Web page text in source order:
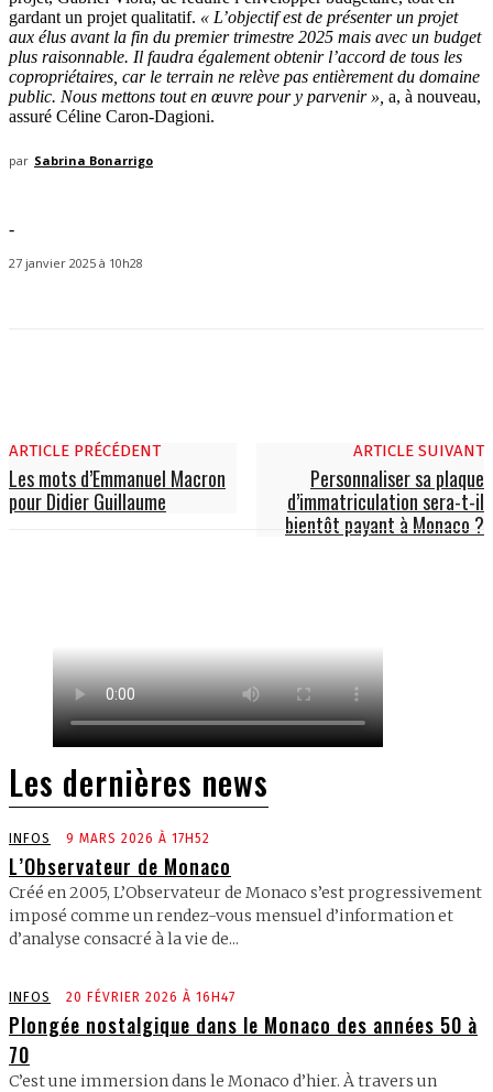
gardant un projet qualitatif. « L’objectif est de présenter un projet
aux élus avant la fin du premier trimestre 2025 mais avec un budget
plus raisonnable. Il faudra également obtenir l’accord de tous les
copropriétaires, car le terrain ne relève pas entièrement du domaine
public. Nous mettons tout en œuvre pour y parvenir », a, à nouveau,
assuré Céline Caron-Dagioni.
par Sabrina Bonarrigo
-
27 janvier 2025 à 10h28
ARTICLE PRÉCÉDENT
Les mots d’Emmanuel Macron
pour Didier Guillaume
ARTICLE SUIVANT
Personnaliser sa plaque
d’immatriculation sera-t-il
bientôt payant à Monaco ?
Les dernières news
INFOS 9 MARS 2026 À 17H52
L’Observateur de Monaco
Créé en 2005, L’Observateur de Monaco s’est progressivement
imposé comme un rendez-vous mensuel d’information et
d’analyse consacré à la vie de...
INFOS 20 FÉVRIER 2026 À 16H47
Plongée nostalgique dans le Monaco des années 50 à
70
C’est une immersion dans le Monaco d’hier. À travers un